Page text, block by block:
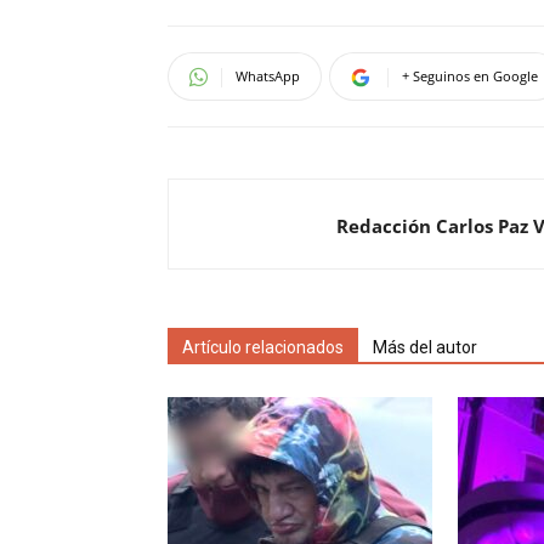
WhatsApp + Seguinos en Google
Redacción Carlos Paz
Artículo relacionados Más del autor